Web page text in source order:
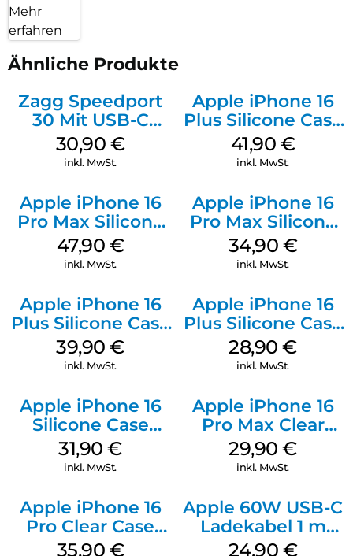
Mehr
erfahren
Ähnliche Produkte
Zagg Speedport
30 Mit USB-C
Kabel Weiß
30,90 €
inkl. MwSt.
Apple iPhone 16
Plus Silicone Case
MagSafe Stone
Gray
41,90 €
inkl. MwSt.
Apple iPhone 16
Pro Max Silicone
Case MagSafe
Black
47,90 €
inkl. MwSt.
Apple iPhone 16
Pro Max Silicone
Case MagSafe
Denim
34,90 €
inkl. MwSt.
Apple iPhone 16
Plus Silicone Case
MagSafe Plum
39,90€
inkl. MwSt.
Apple iPhone 16
Plus Silicone Case
MagSafe Black
28,90€
inkl. MwSt.
Apple iPhone 16
Silicone Case
MagSafe Fuchsia
31,90€
inkl. MwSt.
Apple iPhone 16
Pro Max Clear
Case MagSafe
Transparent
29,90€
inkl. MwSt.
Apple iPhone 16
Pro Clear Case
MagSafe
35,90 €
Apple 60W USB-C
Ladekabel 1 m
Weiß
24,90 €